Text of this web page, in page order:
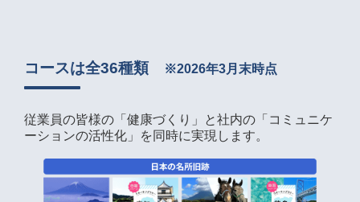
コースは全36種類 ※2026年3月末時点
従業員の皆様の「健康づくり」と社内の「コミュニケ
ーションの活性化」を同時に実現します。